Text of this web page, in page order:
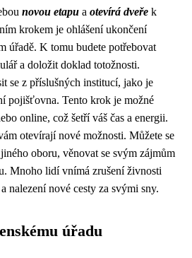
novou etapu a otevírá dveře k
krokem je ohlášení ukončení
úřadě. K tomu budete potřebovat
a doložit doklad totožnosti.
se z příslušných institucí, jako je
pojišťovna. Tento krok je možné
online, což šetří váš čas a energii.
otevírají nové možnosti. Můžete se
oboru, věnovat se svým zájmům
Mnoho lidí vnímá zrušení živnosti
nalezení nové cesty za svými sny.
úřadu